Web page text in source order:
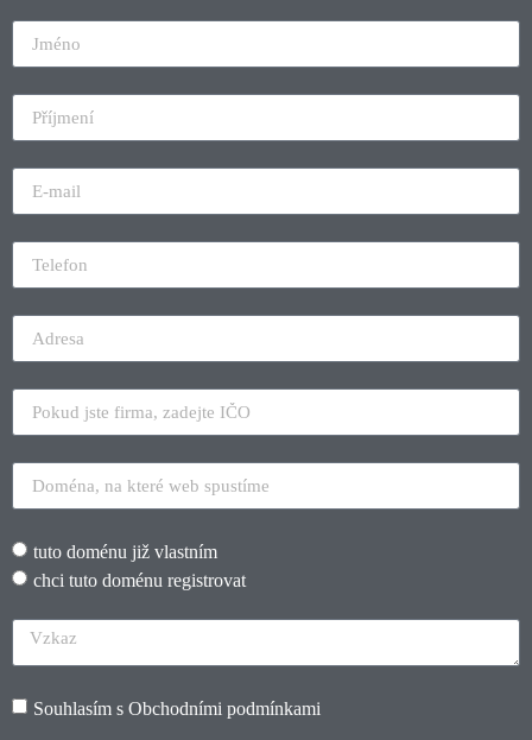
tuto doménu již vlastním
chci tuto doménu registrovat
Souhlasím s Obchodními podmínkami